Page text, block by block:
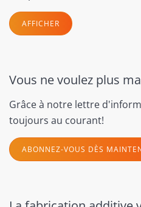
AFFICHER
Vous ne voulez plus
Grâce à notre lettre
toujours au courant!
ABONNEZ-VOUS DÈS